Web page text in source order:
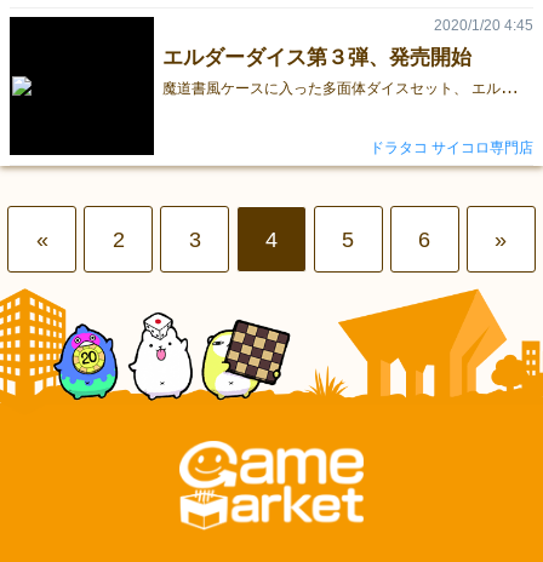
エルダーダイス第３弾、発売開始
魔
道書風ケースに入った多面体ダイスセット、 エルダーダイスの第３弾が発売となりました。 ◆エルダーダイス第3弾【カオス】 ◆エルダーダイス第3弾【アザトース】 ◆エルダーダイス第3弾【ヨグソートス】 黒地に赤い模様の限定版スリップケース付いたドゥームエディションも。 ◆限定版・エルダーダイス第3弾 【ドゥームエディション】 ※第３弾からスリップケースが別梱包になりました。 使いどころが不明な2面ダイスも多数ご用意しています。 2面ダイスはこちら お部屋のアクセントにもなる細部までデザインされたエルダーダイスを是非ご検討ください＾＾ ドラタコ
2020/1/20 4:45
ドラタコ サイコロ専門店
« 2 3 4 5 6 »